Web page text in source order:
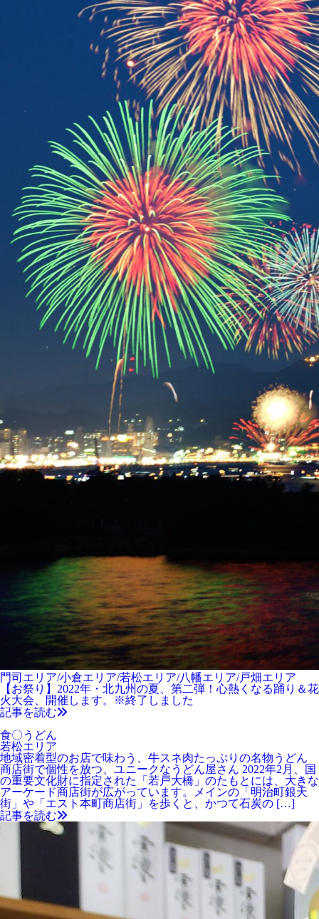
門司エリア/小倉エリア/若松エリア/八幡エリア/戸畑エリア
【お祭り】2022年・北九州の夏、第二弾！心熱くなる踊り＆花
火大会、開催します。※終了しました
記事を読む
食〇うどん
若松エリア
地域密着型のお店で味わう、牛スネ肉たっぷりの名物うどん
商店街で個性を放つ、ユニークなうどん屋さん 2022年2月、国
の重要文化財に指定された「若戸大橋」のたもとには、大きな
アーケード商店街が広がっています。メインの「明治町銀天
街」や「エスト本町商店街」を歩くと、かつて石炭の […]
記事を読む